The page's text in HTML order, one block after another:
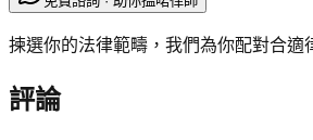
揀選你的法律範疇，我們為你配對合適
評論